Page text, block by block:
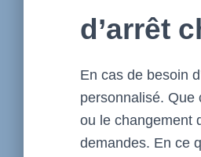
d’arrêt
En cas de besoin
personnalisé. Que
ou le changement
demandes. En ce